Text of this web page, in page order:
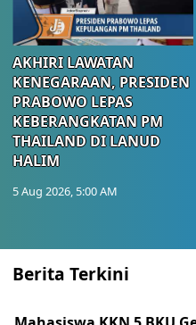
AKHIRI LAWATAN
KENEGARAAN, PRESIDEN
PRABOWO LEPAS
KEBERANGKATAN PM
THAILAND DI LANUD
HALIM
5 Aug 2026, 5:00 AM
Berita Terkini